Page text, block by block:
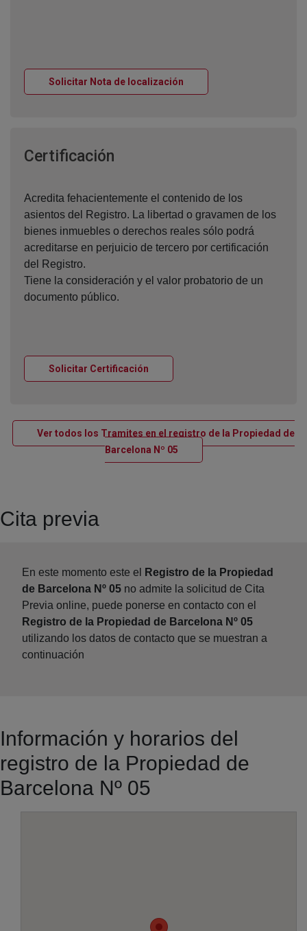
Solicitar Nota de localización
Certificación
Acredita fehacientemente el contenido de los
asientos del Registro. La libertad o gravamen de los
bienes inmuebles o derechos reales sólo podrá
acreditarse en perjuicio de tercero por certificación
del Registro.
Tiene la consideración y el valor probatorio de un
documento público.
Solicitar Certificación
Ver todos los Tramites en el registro de la Propiedad de
Barcelona Nº 05Ventana nueva
Cita previa
En este momento este el
Registro de la Propiedad
de Barcelona Nº 05 no admite la solicitud de Cita
Previa online, puede ponerse en contacto con el
Registro de la Propiedad de Barcelona Nº 05
utilizando los datos de contacto que se muestran a
continuación
Información y horarios del
registro de la Propiedad de
Barcelona Nº 05